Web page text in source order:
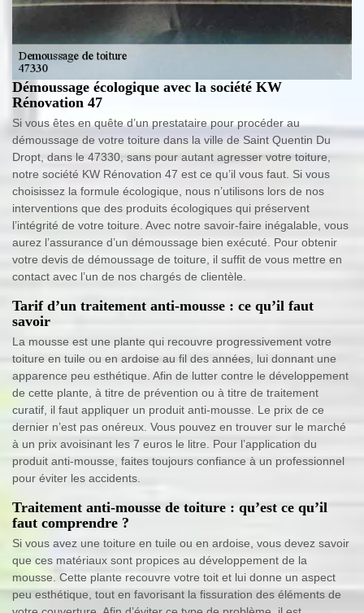
Démoussage écologique avec la société KW
Rénovation 47
Si vous êtes en quête d’un prestataire pour procéder au
démoussage de votre toiture dans la ville de Saint Quentin Du
Dropt, dans le 47330, sans pour autant agresser votre toiture,
notre société KW Rénovation 47 est ce qu’il vous faut. Si vous
choisissez la formule écologique, nous n’utilisons lors de nos
interventions que des produits écologiques qui préservent
l’intégrité de votre toiture. Avec notre savoir-faire inégalable, vous
aurez l’assurance d’un démoussage bien exécuté. Pour obtenir
votre devis de démoussage de toiture, il suffit de vous mettre en
contact avec l’un de nos chargés de clientèle.
Tarif d’un traitement anti-mousse : ce qu’il faut
savoir
La mousse est une plante qui recouvre progressivement votre
toiture en tuile ou en ardoise au fil des années, lui donnant une
apparence peu esthétique. Afin de lutter contre le développement
de cette plante, à titre de prévention ou à titre de traitement
curatif, il faut appliquer un produit anti-mousse. Le prix de ce
dernier n’est pas onéreux. Vous pouvez en trouver sur le marché
à un prix avoisinant les 7 euros le litre. Pour l’application du
produit anti-mousse, faites toujours confiance à un professionnel
pour éviter les accidents.
Traitement anti-mousse de toiture : qu’est ce qu’il
faut comprendre ?
Si vous avez une toiture en tuile ou en ardoise, vous devez savoir
que ces matériaux sont propices au développement de la
mousse. Cette plante recouvre votre toit et lui donne un aspect
peu esthétique, tout en favorisant la fissuration des éléments de